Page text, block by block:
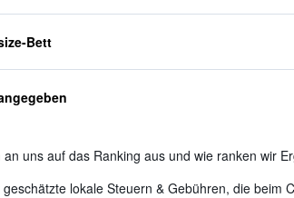
Bett
uns auf das Ranking aus und wie ranken wir
lokale Steuern & Gebühren, die beim